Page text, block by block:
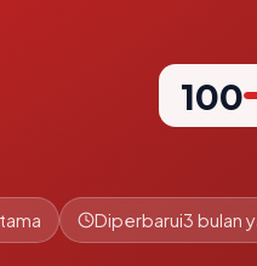
100
Diperbarui3 bulan